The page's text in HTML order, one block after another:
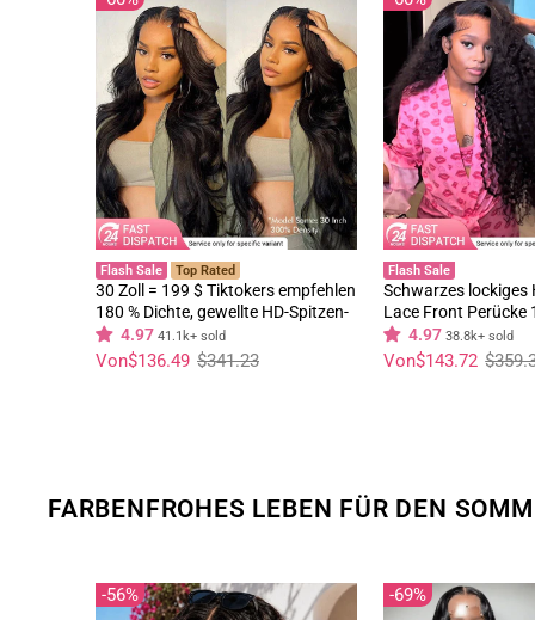
Flash Sale Top Rated
30 Zoll = 199 $ Tiktokers empfehlen
180 % Dichte, gewellte HD-Spitzen-
Frontalperücke, vorgebleichte,
klebefreie Perücken – Geeta-Haar
4.97 41.1k+ sold
Normaler
Preis
$341.23
Sonderpreis
Von$136.49
Flash Sale
Schwarzes lockiges
Lace Front Perücke
unbehandeltes
Perücken
4.9738.8k+ sold
Normaler
Preis
Sonderpreis
Von$143.72
FARBENFROHES LEBEN FÜR DEN
56% 69%